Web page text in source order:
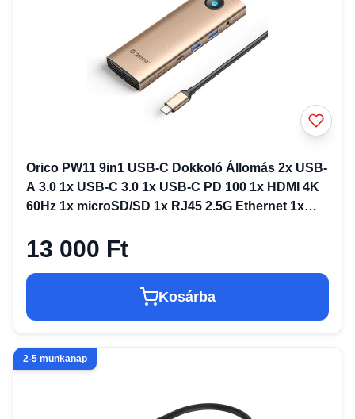
Orico PW11 9in1 USB-C Dokkoló Állomás 2x USB-
A 3.0 1x USB-C 3.0 1x USB-C PD 100 1x HDMI 4K
60Hz 1x microSD/SD 1x RJ45 2.5G Ethernet 1x
13 000 Ft
Kosárba
2-5 munkanap